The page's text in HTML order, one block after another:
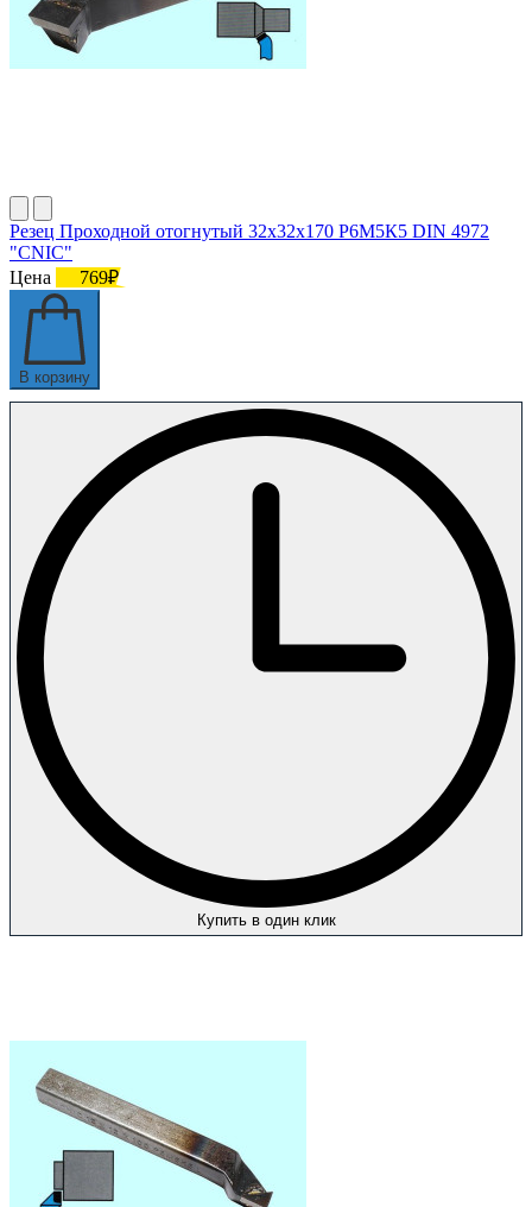
Резец Проходной отогнутый 32х32х170 Р6М5К5 DIN 4972
"CNIC"
Цена
769₽
В корзину
Купить в один клик